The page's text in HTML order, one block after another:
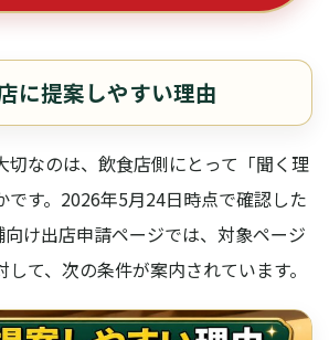
に提案しやすい理由
切なのは、飲食店側にとって「聞く理
です。2026年5月24日時点で確認した
け出店申請ページでは、対象ページ
て、次の条件が案内されています。